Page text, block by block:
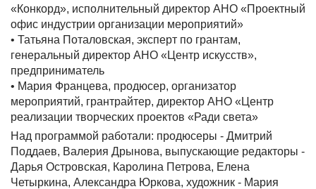
«Конкорд», исполнительный директор АНО «Проектный
офис индустрии организации мероприятий»
• Татьяна Поталовская, эксперт по грантам,
генеральный директор АНО «Центр искусств»,
предприниматель
• Мария Францева, продюсер, организатор
мероприятий, грантрайтер, директор АНО «Центр
реализации творческих проектов «Ради света»
Над программой работали: продюсеры - Дмитрий
Поддаев, Валерия Дрынова, выпускающие редакторы -
Дарья Островская, Каролина Петрова, Елена
Четыркина, Александра Юркова, художник - Мария